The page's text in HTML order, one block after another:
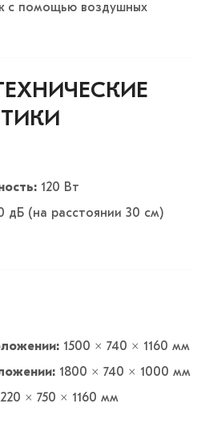
с помощью воздушных
120 Вт
дБ (на расстоянии 30 см)
1500 × 740 × 1160 мм
1800 × 740 × 1000 мм
× 750 × 1160 мм